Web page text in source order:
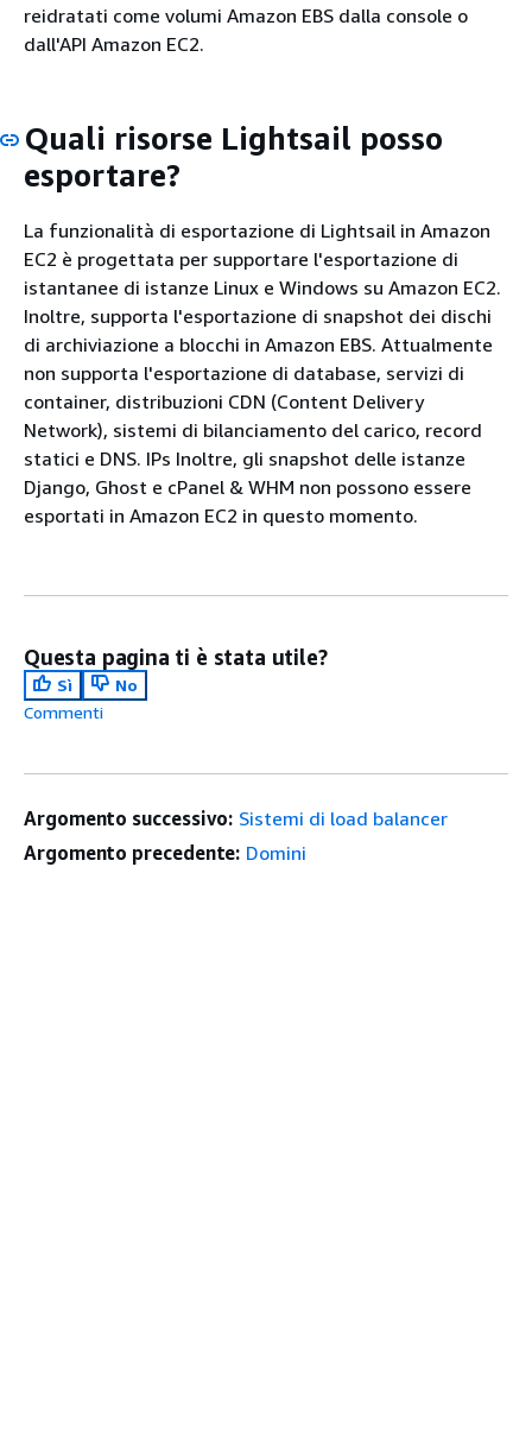
reidratati come volumi Amazon EBS dalla console o
dall'API Amazon EC2.
Quali risorse Lightsail posso
esportare?
La funzionalità di esportazione di Lightsail in Amazon
EC2 è progettata per supportare l'esportazione di
istantanee di istanze Linux e Windows su Amazon EC2.
Inoltre, supporta l'esportazione di snapshot dei dischi
di archiviazione a blocchi in Amazon EBS. Attualmente
non supporta l'esportazione di database, servizi di
container, distribuzioni CDN (Content Delivery
Network), sistemi di bilanciamento del carico, record
statici e DNS. IPs Inoltre, gli snapshot delle istanze
Django, Ghost e cPanel & WHM non possono essere
esportati in Amazon EC2 in questo momento.
Questa pagina ti è stata utile?
Sì
No
Commenti
Argomento successivo: Sistemi di load balancer
Argomento precedente: Domini